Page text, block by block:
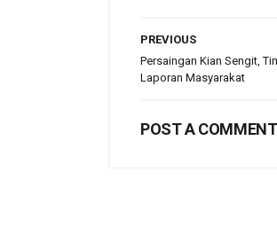
PREVIOUS
Persaingan Kian Sengit,
Laporan Masyarakat
POST A COMMENT